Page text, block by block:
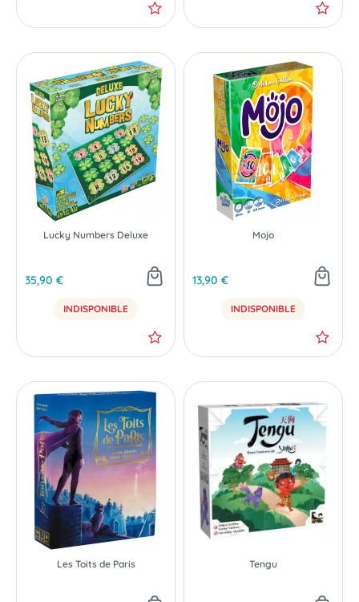
Lucky Numbers Deluxe
35,90 €
INDISPONIBLE
Mojo
13,90 €
INDISPONIBLE
Les Toits de Paris Tengu